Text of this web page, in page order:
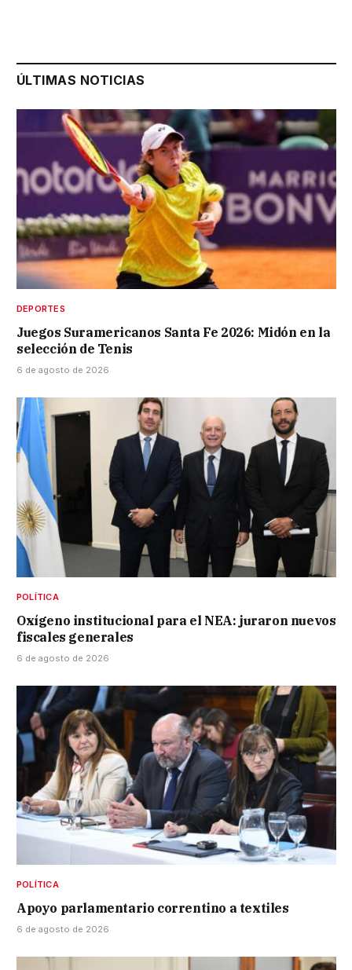
ÚLTIMAS NOTICIAS
DEPORTES
Juegos Suramericanos Santa Fe 2026: Midón en la
selección de Tenis
6 de agosto de 2026
POLÍTICA
Oxígeno institucional para el NEA: juraron nuevos
fiscales generales
6 de agosto de 2026
POLÍTICA
Apoyo parlamentario correntino a textiles
6 de agosto de 2026